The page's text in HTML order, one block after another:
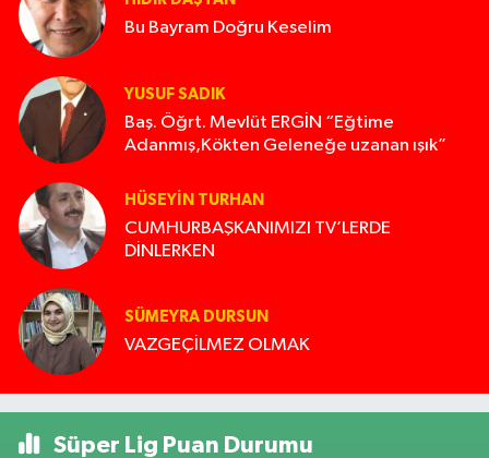
Bu Bayram Doğru Keselim
YUSUF SADIK
Baş. Öğrt. Mevlüt ERGİN “Eğtime
Adanmış,Kökten Geleneğe uzanan ışık”
HÜSEYIN TURHAN
CUMHURBAŞKANIMIZI TV’LERDE
DİNLERKEN
SÜMEYRA DURSUN
VAZGEÇİLMEZ OLMAK
Süper Lig Puan Durumu